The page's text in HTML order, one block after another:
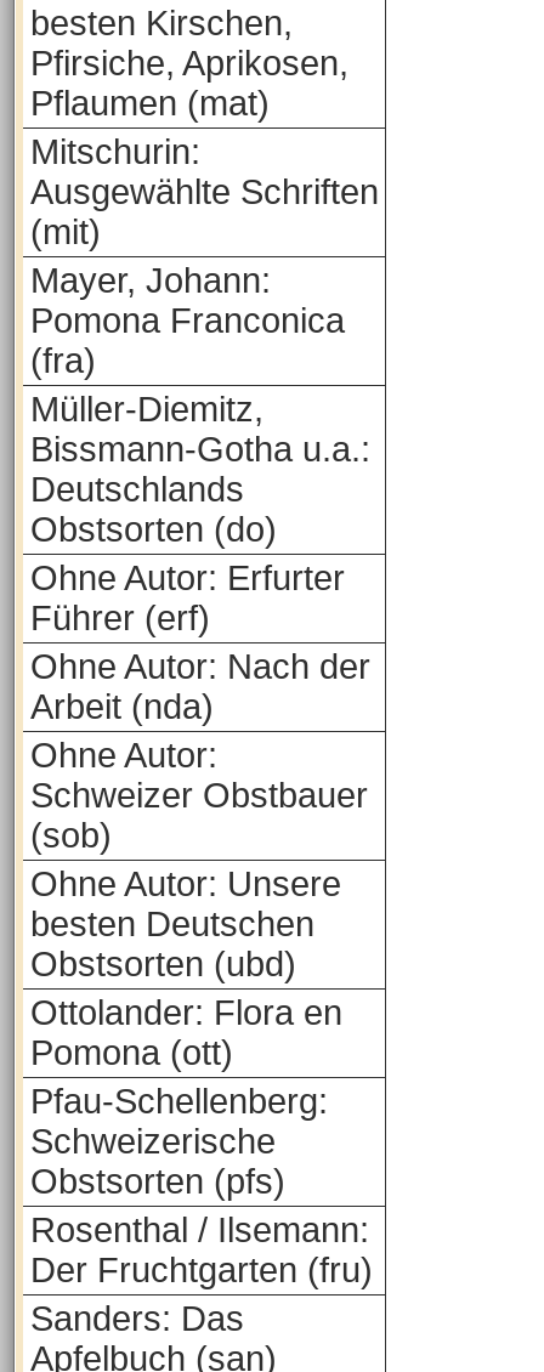
besten Kirschen,
Pfirsiche, Aprikosen,
Pflaumen (mat)
Mitschurin:
Ausgewählte Schriften
(mit)
Mayer, Johann:
Pomona Franconica
(fra)
Müller-Diemitz,
Bissmann-Gotha u.a.:
Deutschlands
Obstsorten (do)
Ohne Autor: Erfurter
Führer (erf)
Ohne Autor: Nach der
Arbeit (nda)
Ohne Autor:
Schweizer Obstbauer
(sob)
Ohne Autor: Unsere
besten Deutschen
Obstsorten (ubd)
Ottolander: Flora en
Pomona (ott)
Pfau-Schellenberg:
Schweizerische
Obstsorten (pfs)
Rosenthal / Ilsemann:
Der Fruchtgarten (fru)
Sanders: Das
Apfelbuch (san)